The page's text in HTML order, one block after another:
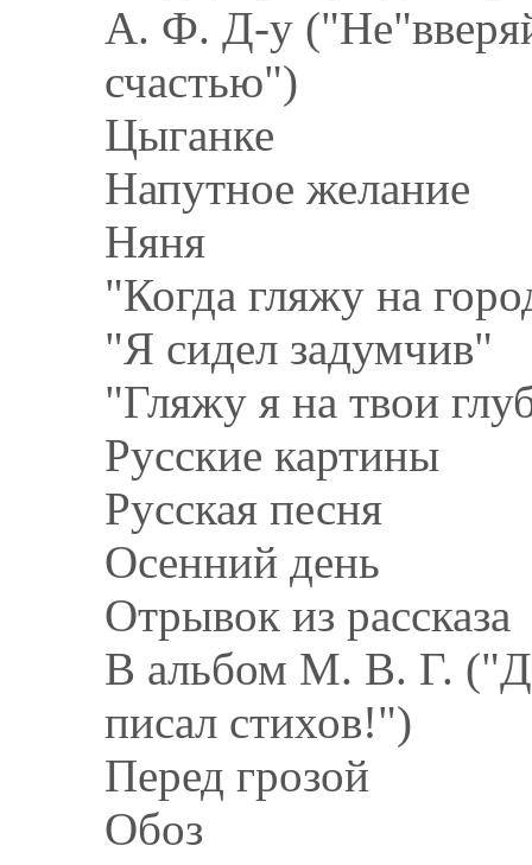
А. Ф. Д-у
счастью")
Цыганке
Напутное желание
Няня
"Когда гляжу на
"Я сидел задумчив"
"Гляжу я на твои
Русские картины
Русская песня
Осенний день
Отрывок из рассказа
В альбом М. В. Г.
писал стихов!")
Перед грозой
Обоз